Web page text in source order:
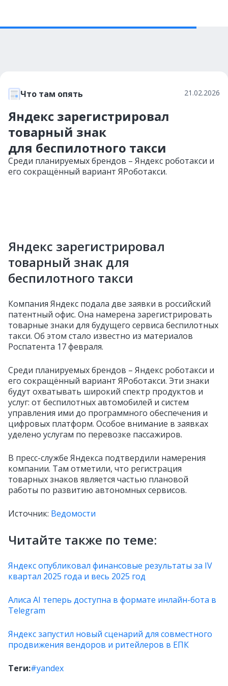
Что там опять 21.02.2026
Яндекс зарегистрировал
товарный знак
для беспилотного такси
Среди планируемых брендов – Яндекс роботакси и
его сокращённый вариант ЯРоботакси.
Яндекс зарегистрировал
товарный знак для
беспилотного такси
Компания Яндекс подала две заявки в российский
патентный офис. Она намерена зарегистрировать
товарные знаки для будущего сервиса беспилотных
такси. Об этом стало известно из материалов
Роспатента 17 февраля.
Среди планируемых брендов – Яндекс роботакси и
его сокращённый вариант ЯРоботакси. Эти знаки
будут охватывать широкий спектр продуктов и
услуг: от беспилотных автомобилей и систем
управления ими до программного обеспечения и
цифровых платформ. Особое внимание в заявках
уделено услугам по перевозке пассажиров.
В пресс-службе Яндекса подтвердили намерения
компании. Там отметили, что регистрация
товарных знаков является частью плановой
работы по развитию автономных сервисов.
Источник: Ведомости
Читайте также по теме:
Яндекс опубликовал финансовые результаты за IV
квартал 2025 года и весь 2025 год
Алиса AI теперь доступна в формате инлайн-бота в
Telegram
Яндекс запустил новый сценарий для совместного
продвижения вендоров и ритейлеров в ЕПК
Теги:#yandex